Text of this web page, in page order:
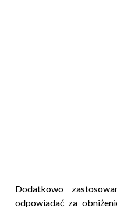
Dodatkowo
odpowiadać za